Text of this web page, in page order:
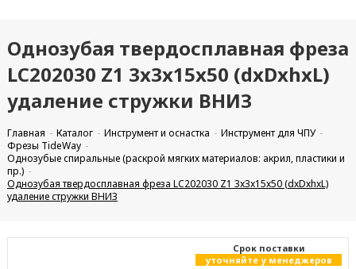
Однозубая твердосплавная фреза
LC202030 Z1 3x3x15x50 (dxDxhxL)
удаление стружки ВНИЗ
Главная Каталог Инструмент и оснастка
Инструмент для ЧПУ
Фрезы TideWay
Однозубые спиральные (раскрой мягких материалов: акрил, пластики и
пр.)
Однозубая твердосплавная фреза LC202030 Z1 3x3x15x50 (dxDxhxL)
удаление стружки ВНИЗ
Cрок поставки
уточняйте у менеджеров